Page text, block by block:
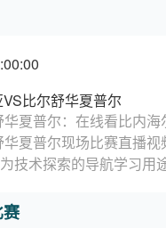
比尔舒华夏普尔
夏普尔：在线看比内
夏普尔现场比赛直播
技术探索的导航学习用途